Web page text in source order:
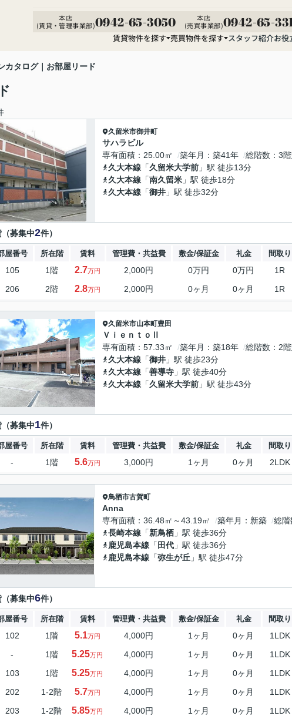
本店
(賃貸・管理事業部)0942-65-3050
本店
(売買事業部)0942-65-
賃貸物件を探す 売買物件を探す スタッフ紹介お役
カタログ｜お部屋リード
久留米市御井町
サハラビル
専有面積
25.00㎡ 築年月 築41年 総階数 3
久大本線 「久留米大学前 」駅 徒歩13分
久大本線 「南久留米 」駅 徒歩18分
久大本線 「御井 」駅 徒歩32分
募集中2件）
屋番号 所在階 賃料 管理費・共益費 敷金/保証金 礼金 間取り
105 1階 2.7万円 2,000円 0万円 0万円 1R
206 2階 2.8万円 2,000円 0ヶ月 0ヶ月 1R
久留米市山本町豊田
ＶｉｅｎｔｏⅡ
専有面積
57.33㎡ 築年月 築18年 総階数 2
久大本線 「御井 」駅 徒歩23分
久大本線 「善導寺 」駅 徒歩40分
久大本線 「久留米大学前 」駅 徒歩43分
募集中1件）
屋番号 所在階 賃料 管理費・共益費 敷金/保証金 礼金 間取り
- 1階 5.6万円 3,000円 1ヶ月 0ヶ月 2LDK
鳥栖市古賀町
Anna
専有面積
36.48㎡～43.19㎡ 築年月 新築 総階
長崎本線 「新鳥栖 」駅 徒歩36分
鹿児島本線 「 田代 」駅 徒歩36分
鹿児島本線 「弥生が丘 」駅 徒歩47分
募集中6件）
屋番号 所在階 賃料 管理費・共益費 敷金/保証金 礼金 間取り
102 1階 5.1万円 4,000円 1ヶ月 0ヶ月 1LDK
- 1階 5.25万円 4,000円 1ヶ月 0ヶ月 1LDK
103 1階 5.25万円 4,000円 1ヶ月 0ヶ月 1LDK
202 1-2階 5.7万円 4,000円 1ヶ月 0ヶ月 1LDK
203 1-2階 5.85万円 4,000円 1ヶ月 0ヶ月 1LDK